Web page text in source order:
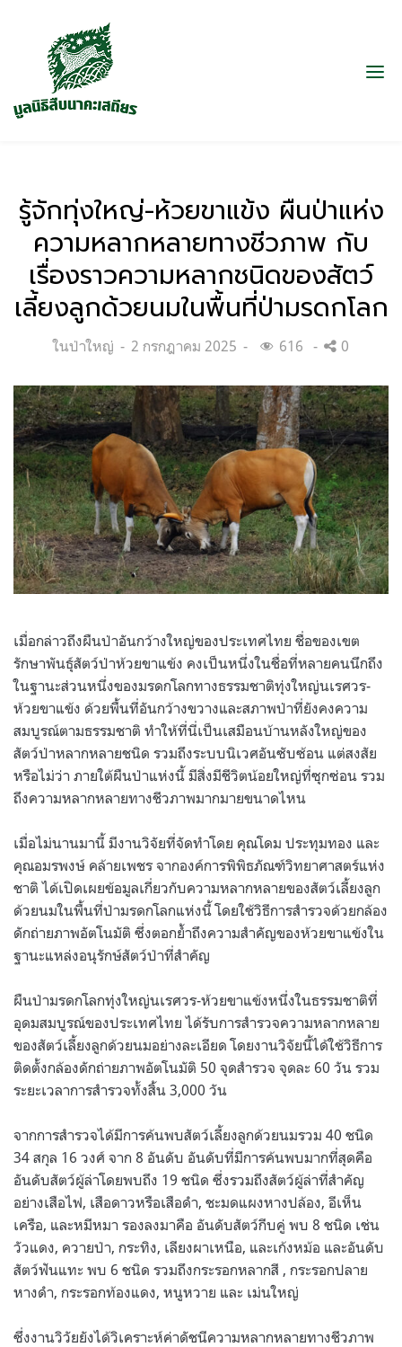
รู้จักทุ่งใหญ่-ห้วยขาแข้ง ผืนป่าแห่ง
ความหลากหลายทางชีวภาพ กับ
เรื่องราวความหลากชนิดของสัตว์
เลี้ยงลูกด้วยนมในพื้นที่ป่ามรดกโลก
Categories:
ในป่าใหญ่
Posted
2 กรกฎาคม 2025 616 0
เมื่อกล่าวถึงผืนป่าอันกว้างใหญ่ของประเทศไทย ชื่อของเขต
รักษาพันธุ์สัตว์ป่าห้วยขาแข้ง คงเป็นหนึ่งในชื่อที่หลายคนนึกถึง
ในฐานะส่วนหนึ่งของมรดกโลกทางธรรมชาติทุ่งใหญ่นเรศวร-
ห้วยขาแข้ง ด้วยพื้นที่อันกว้างขวางและสภาพป่าที่ยังคงความ
สมบูรณ์ตามธรรมชาติ ทำให้ที่นี่เป็นเสมือนบ้านหลังใหญ่ของ
สัตว์ป่าหลากหลายชนิด รวมถึงระบบนิเวศอันซับซ้อน แต่สงสัย
หรือไม่ว่า ภายใต้ผืนป่าแห่งนี้ มีสิ่งมีชีวิตน้อยใหญ่ที่ซุกซ่อน รวม
ถึงความหลากหลายทางชีวภาพมากมายขนาดไหน
เมื่อไม่นานมานี้ มีงานวิจัยที่จัดทำโดย คุณโดม ประทุมทอง และ
คุณอมรพงษ์ คล้ายเพชร จากองค์การพิพิธภัณฑ์วิทยาศาสตร์แห่ง
ชาติ ได้เปิดเผยข้อมูลเกี่ยวกับความหลากหลายของสัตว์เลี้ยงลูก
ด้วยนมในพื้นที่ป่ามรดกโลกแห่งนี้ โดยใช้วิธีการสำรวจด้วยกล้อง
ดักถ่ายภาพอัตโนมัติ ซึ่งตอกย้ำถึงความสำคัญของห้วยขาแข้งใน
ฐานะแหล่งอนุรักษ์สัตว์ป่าที่สำคัญ
ผืนป่ามรดกโลกทุ่งใหญ่นเรศวร-ห้วยขาแข้งหนึ่งในธรรมชาติที่
อุดมสมบูรณ์ของประเทศไทย ได้รับการสำรวจความหลากหลาย
ของสัตว์เลี้ยงลูกด้วยนมอย่างละเอียด โดยงานวิจัยนี้ได้ใช้วิธีการ
ติดตั้งกล้องดักถ่ายภาพอัตโนมัติ 50 จุดสำรวจ จุดละ 60 วัน รวม
ระยะเวลาการสำรวจทั้งสิ้น 3,000 วัน
จากการสำรวจได้มีการค้นพบสัตว์เลี้ยงลูกด้วยนมรวม 40 ชนิด
34 สกุล 16 วงศ์ จาก 8 อันดับ อันดับที่มีการค้นพบมากที่สุดคือ
อันดับสัตว์ผู้ล่าโดยพบถึง 19 ชนิด ซึ่งรวมถึงสัตว์ผู้ล่าที่สำคัญ
อย่างเสือไฟ, เสือดาวหรือเสือดำ, ชะมดแผงหางปล้อง, อีเห็น
เครือ, และหมีหมา รองลงมาคือ อันดับสัตว์กีบคู่ พบ 8 ชนิด เช่น
วัวแดง, ควายป่า, กระทิง, เลียงผาเหนือ, และเก้งหม้อ และอันดับ
สัตว์ฟันแทะ พบ 6 ชนิด รวมถึงกระรอกหลากสี , กระรอกปลาย
หางดำ, กระรอกท้องแดง, หนูหวาย และ เม่นใหญ่
ซึ่งงานวิวัยยังได้วิเคราะห์ค่าดัชนีความหลากหลายทางชีวภาพ